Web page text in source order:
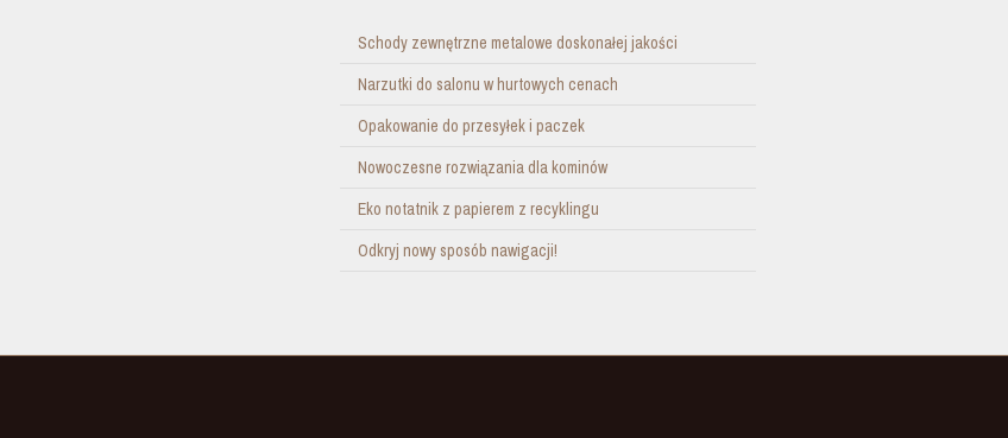
Schody zewnętrzne metalowe doskonałej jakości
Narzutki do salonu w hurtowych cenach
Opakowanie do przesyłek i paczek
Nowoczesne rozwiązania dla kominów
Eko notatnik z papierem z recyklingu
Odkryj nowy sposób nawigacji!